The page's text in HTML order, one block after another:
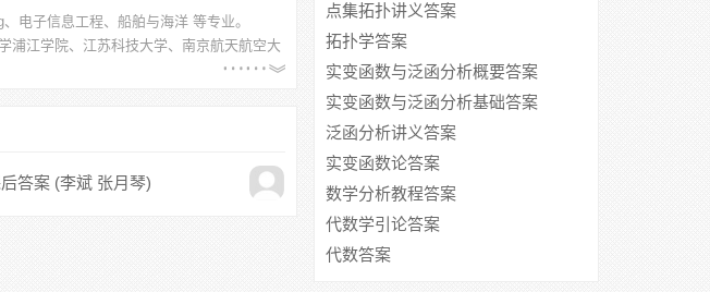
电子信息工程、船舶与海洋 等专业。
浦江学院、江苏科技大学、南京航天航空大
答案 (李斌 张月琴)
点集拓扑讲义答案
拓扑学答案
实变函数与泛函分析概要答案
实变函数与泛函分析基础答案
泛函分析讲义答案
实变函数论答案
数学分析教程答案
代数学引论答案
代数答案